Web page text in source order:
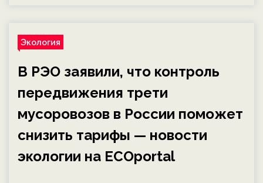
Экология
В РЭО заявили, что контроль
передвижения трети
мусоровозов в России поможет
снизить тарифы — новости
экологии на ECOportal